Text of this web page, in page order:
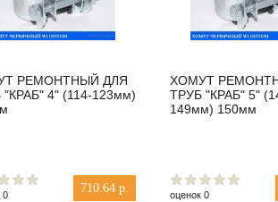
РЕМОНТНЫЙ ДЛЯ
4" (114-123мм)
710.64 р.
0
ХОМУТ
ТРУБ "КРАБ" 5"
149мм) 150мм
оценок 0